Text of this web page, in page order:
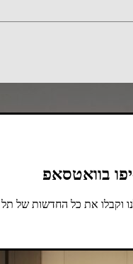
בוואטסאפ
וקבלו את כל החדשות של תל